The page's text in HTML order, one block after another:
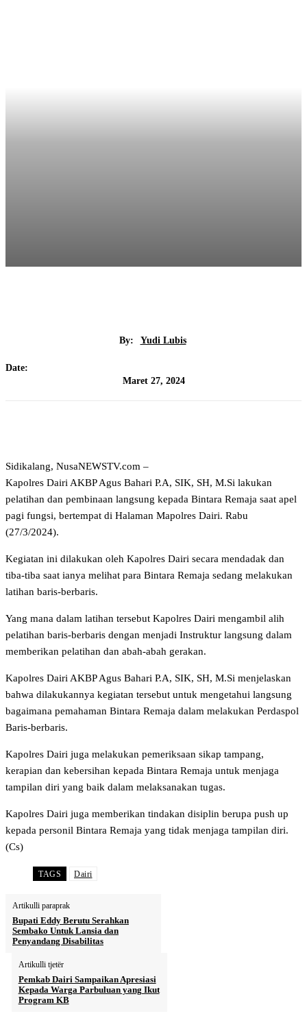
By: Yudi Lubis
Date:
Maret 27, 2024
Sidikalang, NusaNEWSTV.com –
Kapolres Dairi AKBP Agus Bahari P.A, SIK, SH, M.Si lakukan
pelatihan dan pembinaan langsung kepada Bintara Remaja saat apel
pagi fungsi, bertempat di Halaman Mapolres Dairi. Rabu
(27/3/2024).
Kegiatan ini dilakukan oleh Kapolres Dairi secara mendadak dan
tiba-tiba saat ianya melihat para Bintara Remaja sedang melakukan
latihan baris-berbaris.
Yang mana dalam latihan tersebut Kapolres Dairi mengambil alih
pelatihan baris-berbaris dengan menjadi Instruktur langsung dalam
memberikan pelatihan dan abah-abah gerakan.
Kapolres Dairi AKBP Agus Bahari P.A, SIK, SH, M.Si menjelaskan
bahwa dilakukannya kegiatan tersebut untuk mengetahui langsung
bagaimana pemahaman Bintara Remaja dalam melakukan Perdaspol
Baris-berbaris.
Kapolres Dairi juga melakukan pemeriksaan sikap tampang,
kerapian dan kebersihan kepada Bintara Remaja untuk menjaga
tampilan diri yang baik dalam melaksanakan tugas.
Kapolres Dairi juga memberikan tindakan disiplin berupa push up
kepada personil Bintara Remaja yang tidak menjaga tampilan diri.
(Cs)
TAGS Dairi
Artikulli paraprak
Bupati Eddy Berutu Serahkan
Sembako Untuk Lansia dan
Penyandang Disabilitas
Artikulli tjetër
Pemkab Dairi Sampaikan Apresiasi
Kepada Warga Parbuluan yang Ikut
Program KB